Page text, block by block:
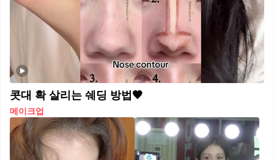
콧대 확 살리는 쉐딩 방법🖤
메이크업